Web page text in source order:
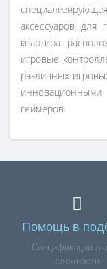
аксессуаров
квартира
игровые
различных
геймеров.
Помощь в
Спецификации
сложности